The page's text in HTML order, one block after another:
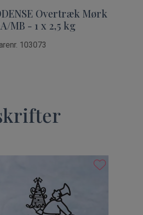
Overtræk Mørk
MB - 1 x 2,5 kg
103073